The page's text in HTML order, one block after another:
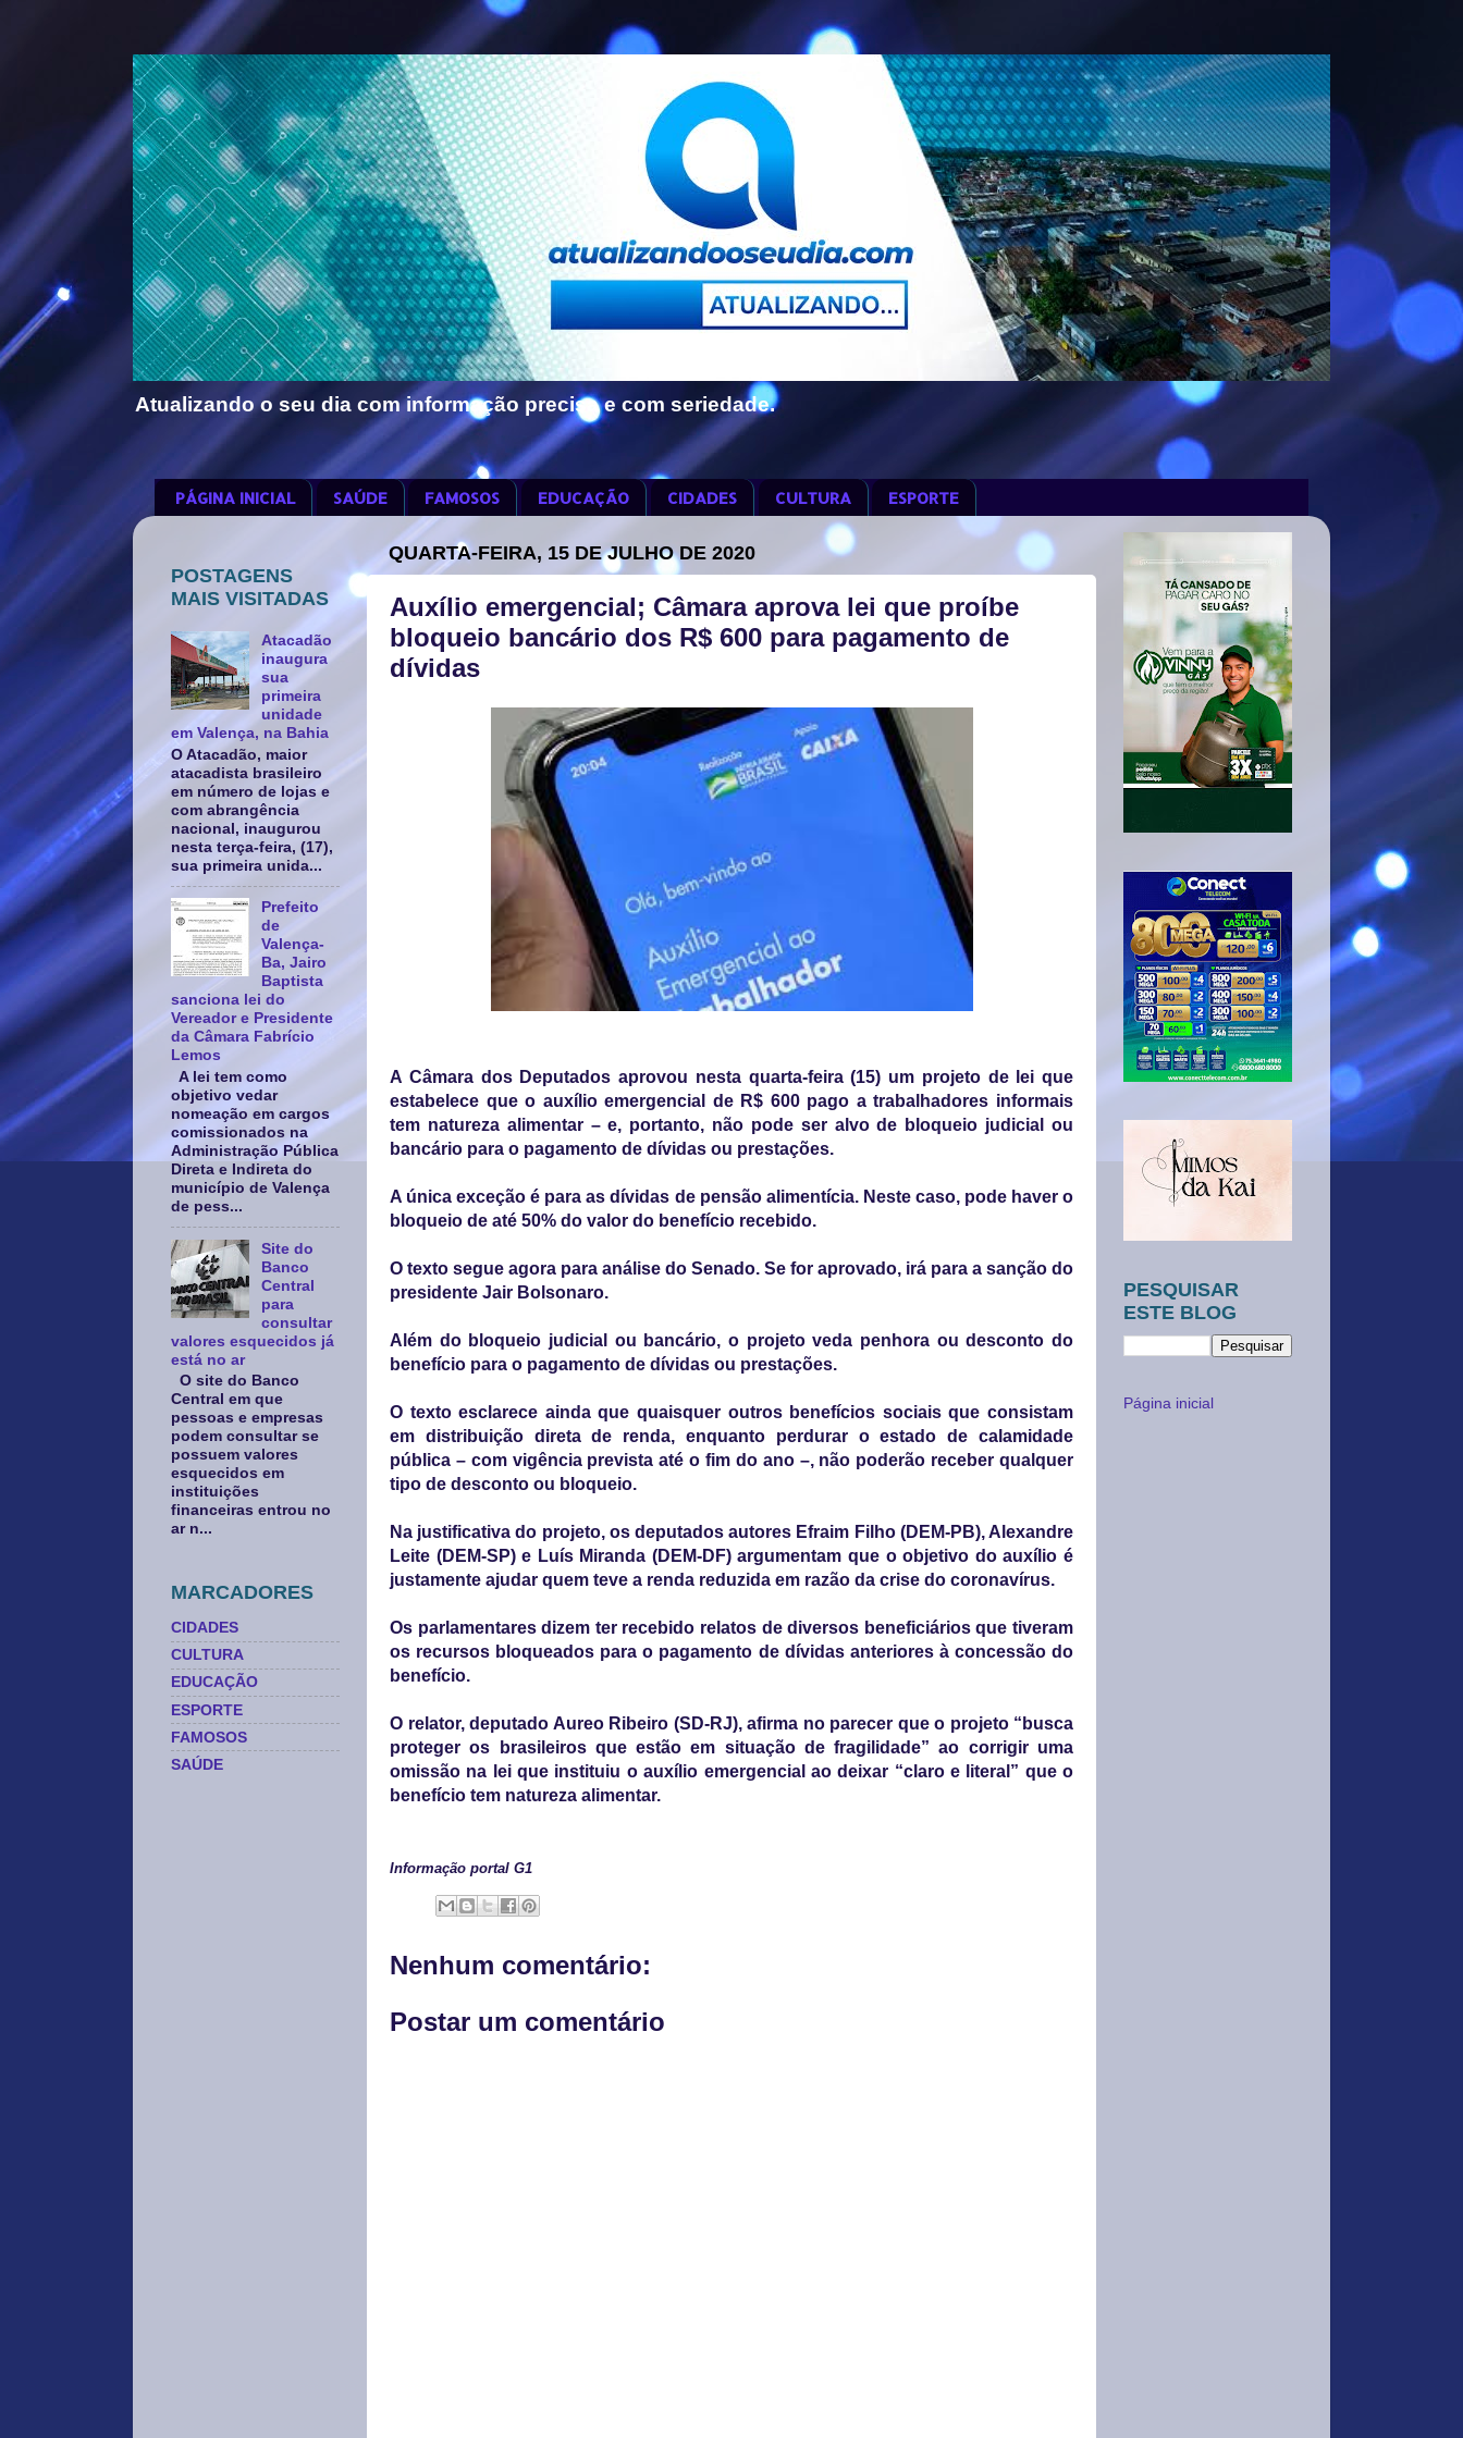
Atualizando o seu dia com informação precisa e com seriedade.
PÁGINA INICIAL SAÚDE FAMOSOS EDUCAÇÃO CIDADES CULTURA ESPORTE
QUARTA-FEIRA, 15 DE JULHO DE 2020
Auxílio emergencial; Câmara aprova lei que proíbe
bloqueio bancário dos R$ 600 para pagamento de
dívidas
A Câmara dos Deputados aprovou nesta quarta-feira (15) um projeto de lei que
estabelece que o auxílio emergencial de R$ 600 pago a trabalhadores informais
tem natureza alimentar – e, portanto, não pode ser alvo de bloqueio judicial ou
bancário para o pagamento de dívidas ou prestações.
A única exceção é para as dívidas de pensão alimentícia. Neste caso, pode haver o
bloqueio de até 50% do valor do benefício recebido.
O texto segue agora para análise do Senado. Se for aprovado, irá para a sanção do
presidente Jair Bolsonaro.
Além do bloqueio judicial ou bancário, o projeto veda penhora ou desconto do
benefício para o pagamento de dívidas ou prestações.
O texto esclarece ainda que quaisquer outros benefícios sociais que consistam
em distribuição direta de renda, enquanto perdurar o estado de calamidade
pública – com vigência prevista até o fim do ano –, não poderão receber qualquer
tipo de desconto ou bloqueio.
Na justificativa do projeto, os deputados autores Efraim Filho (DEM-PB), Alexandre
Leite (DEM-SP) e Luís Miranda (DEM-DF) argumentam que o objetivo do auxílio é
justamente ajudar quem teve a renda reduzida em razão da crise do coronavírus.
Os parlamentares dizem ter recebido relatos de diversos beneficiários que tiveram
os recursos bloqueados para o pagamento de dívidas anteriores à concessão do
benefício.
O relator, deputado Aureo Ribeiro (SD-RJ), afirma no parecer que o projeto “busca
proteger os brasileiros que estão em situação de fragilidade” ao corrigir uma
omissão na lei que instituiu o auxílio emergencial ao deixar “claro e literal” que o
benefício tem natureza alimentar.
Informação portal G1
Nenhum comentário:
Postar um comentário
POSTAGENS
MAIS VISITADAS
Atacadão
inaugura
sua
primeira
unidade
em Valença, na Bahia
O Atacadão, maior
atacadista brasileiro
em número de lojas e
com abrangência
nacional, inaugurou
nesta terça-feira, (17),
sua primeira unida...
Prefeito
de
Valença-
Ba, Jairo
Baptista
sanciona lei do
Vereador e Presidente
da Câmara Fabrício
Lemos
A lei tem como
objetivo vedar
nomeação em cargos
comissionados na
Administração Pública
Direta e Indireta do
município de Valença
de pess...
Site do
Banco
Central
para
consultar
valores esquecidos já
está no ar
O site do Banco
Central em que
pessoas e empresas
podem consultar se
possuem valores
esquecidos em
instituições
financeiras entrou no
ar n...
MARCADORES
CIDADES
CULTURA
EDUCAÇÃO
ESPORTE
FAMOSOS
SAÚDE
PESQUISAR
ESTE BLOG
Página inicial